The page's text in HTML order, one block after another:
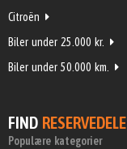
Citroën
Biler under 25.000 kr.
Biler under 50.000 km.
FIND RESERVEDELE
Populære kategorier